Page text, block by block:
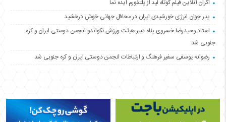
اکران آنلاین فیلم کوتاه لید از پلتفورم ایده نما
پدر جوان انرژی خورشیدی ایران در محافل جهانی خوش درخشید
استاد وحیدرضا خسروی پناه دبیر هیئت ورزش تکواندو انجمن دوستی ایران و کره
جنوبی شد
رضوانه یوسفی سفیر فرهنگ و ارتباطات انجمن دوستی ایران و کره جنوبی شد